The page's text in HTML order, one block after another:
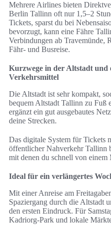
Mehrere Airlines bieten
Berlin Tallinn oft nur 1,5–2
Tickets, sparst du bei
bevorzugt, kann eine Fähre
Verbindungen ab Travemünde,
Fähr- und Busreise.
Kurzwege in der Altstadt und
Verkehrsmittel
Die Altstadt ist sehr kompakt,
bequem Altstadt Tallinn zu Fuß
ergänzt ein gut ausgebautes
deine Strecken.
Das digitale System für Tickets
öffentlicher Nahverkehr Tallinn
mit denen du schnell von einem
Ideal für ein verlängertes
Mit einer Anreise am
Spaziergang durch die Altstadt
den ersten Eindruck. Für
Kadriorg-Park und lokale